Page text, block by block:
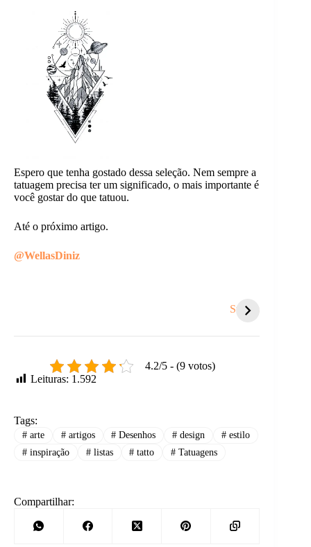
Espero que tenha gostado dessa seleção. Nem sempre a
tatuagem precisa ter um significado, o mais importante é
você gostar do que tatuou.
Até o próximo artigo.
@WellasDiniz
Stories
sugam energia e
4.2/5 - (9 votos)
Leituras: 1.592
Tags:
#arte #artigos # Desenhos # design # estilo
#inspiração #listas # tatto # Tatuagens
Compartilhar: